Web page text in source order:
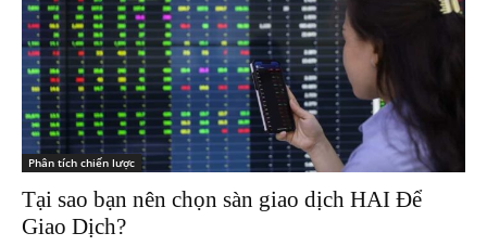
Phân tích chiến lược
Tại sao bạn nên chọn sàn giao dịch HAI Để
Giao Dịch?